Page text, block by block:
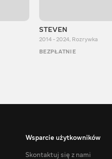
STEVEN
2014 - 2024, Rozrywka
BEZPŁATNIE
Wsparcie użytkowników
Skontaktuj się z nami